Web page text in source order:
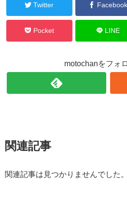
Twitter Facebook
Pocket LINE
motochanをフォ
関連記事
関連記事は見つかりませんでした。